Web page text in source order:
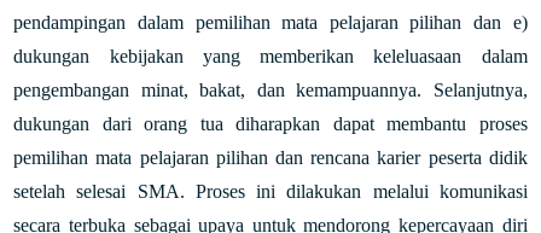
pendampingan dalam pemilihan mata pelajaran pilihan dan e)
dukungan kebijakan yang memberikan keleluasaan dalam
pengembangan minat, bakat, dan kemampuannya. Selanjutnya,
dukungan dari orang tua diharapkan dapat membantu proses
pemilihan mata pelajaran pilihan dan rencana karier peserta didik
setelah selesai SMA. Proses ini dilakukan melalui komunikasi
secara terbuka sebagai upaya untuk mendorong kepercayaan diri